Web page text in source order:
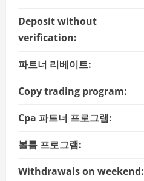
Deposit without
verification:
파트너 리베이트:
Copy trading program:
Cpa 파트너 프로그램:
볼륨 프로그램:
Withdrawals on weekend: